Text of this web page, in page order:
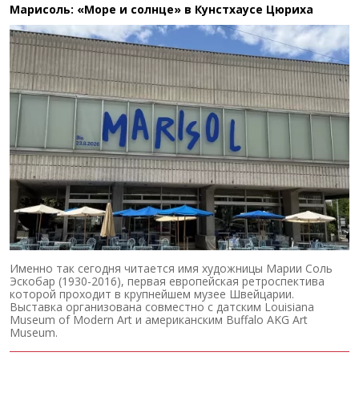
Марисоль: «Море и солнце» в Кунстхаусе Цюриха
Именно так сегодня читается имя художницы Марии Соль
Эскобар (1930-2016), первая европейская ретроспектива
которой проходит в крупнейшем музее Швейцарии.
Выставка организована совместно с датским Louisiana
Museum of Modern Art и американским Buffalo AKG Art
Museum.